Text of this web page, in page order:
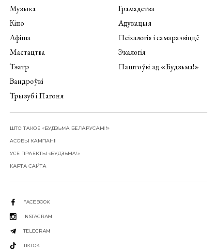
Музыка
Кіно
Афіша
Мастацтва
Тэатр
Вандроўкі
Трызуб і Пагоня
Грамадства
Адукацыя
Псіхалогія і самаразвіццё
Экалогія
Паштоўкі ад «Будзьма!»
ШТО ТАКОЕ «БУДЗЬМА БЕЛАРУСАМІ!»
АСОБЫ КАМПАНІІ
УСЕ ПРАЕКТЫ «БУДЗЬМА!»
КАРТА САЙТА
FACEBOOK
INSTAGRAM
TELEGRAM
TIKTOK